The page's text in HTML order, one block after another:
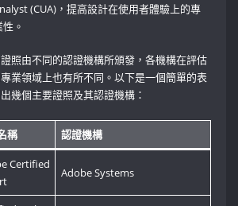
(CUA)，提高設計在使用者體驗上的專
性。
照由不同的認證機構所頒發，各機構在評估
業領域上也有所不同。以下是一個簡單的表
幾個主要證照及其認證機構：
稱 認證機構
Certified
Adobe Systems